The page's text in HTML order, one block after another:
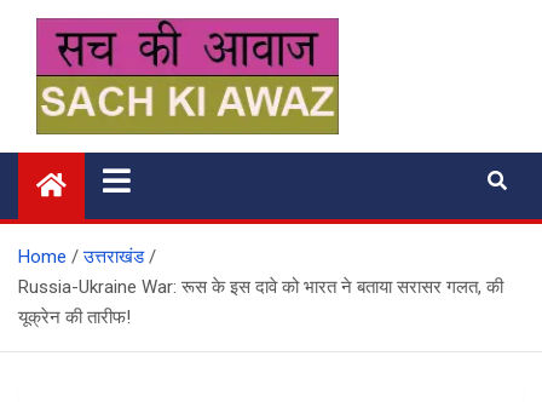
content
सच की आवाज
Home
उत्तराखंड
Russia-Ukraine War: रूस के इस दावे को भारत ने बताया सरासर गलत, की
यूक्रेन की तारीफ!